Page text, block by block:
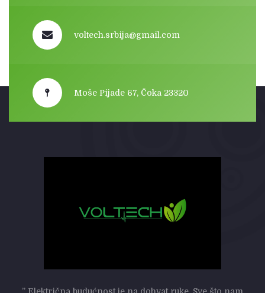
voltech.srbija@gmail.com
Moše Pijade 67, Čoka 23320